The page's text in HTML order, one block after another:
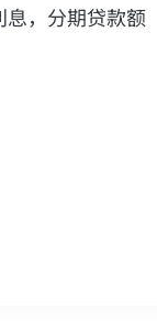
息，分期贷款额